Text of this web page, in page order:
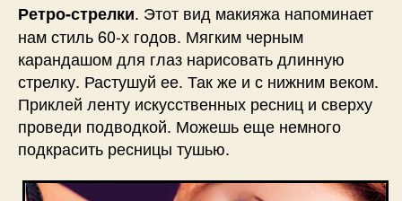
Ретро-стрелки. Этот вид макияжа напоминает
нам стиль 60-х годов. Мягким черным
карандашом для глаз нарисовать длинную
стрелку. Растушуй ее. Так же и с нижним веком.
Приклей ленту искусственных ресниц и сверху
проведи подводкой. Можешь еще немного
подкрасить ресницы тушью.